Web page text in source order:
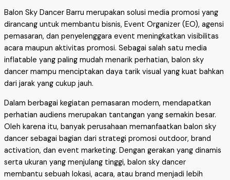
Balon Sky Dancer Barru merupakan solusi media promosi yang
dirancang untuk membantu bisnis, Event Organizer (EO), agensi
pemasaran, dan penyelenggara event meningkatkan visibilitas
acara maupun aktivitas promosi. Sebagai salah satu media
inflatable yang paling mudah menarik perhatian, balon sky
dancer mampu menciptakan daya tarik visual yang kuat bahkan
dari jarak yang cukup jauh.
Dalam berbagai kegiatan pemasaran modern, mendapatkan
perhatian audiens merupakan tantangan yang semakin besar.
Oleh karena itu, banyak perusahaan memanfaatkan balon sky
dancer sebagai bagian dari strategi promosi outdoor, brand
activation, dan event marketing. Dengan gerakan yang dinamis
serta ukuran yang menjulang tinggi, balon sky dancer
membantu sebuah lokasi, acara, atau brand menjadi lebih